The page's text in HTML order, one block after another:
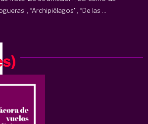
“Archipiélagos'', “De las ...